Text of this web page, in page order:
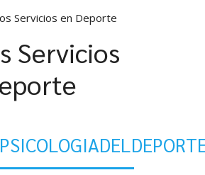
Servicios en Deporte
Servicios